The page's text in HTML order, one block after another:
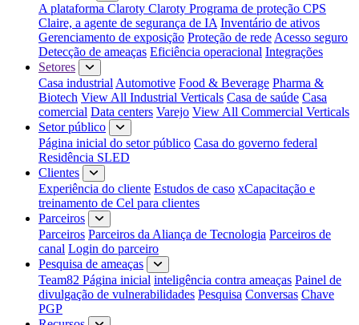
A plataforma Claroty Claroty Programa de proteção CPS
Claire, a agente de segurança de IA Inventário de ativos
Gerenciamento de exposição Proteção de rede Acesso seguro
Detecção de ameaças Eficiência operacional Integrações
Setores
Casa industrial Automotive Food & Beverage Pharma &
Biotech View All Industrial Verticals Casa de saúde Casa
comercial Data centers Varejo View All Commercial Verticals
Setor público
Página inicial do setor público Casa do governo federal
Residência SLED
Clientes
Experiência do cliente Estudos de caso xCapacitação e
treinamento de Cel para clientes
Parceiros
Parceiros Parceiros da Aliança de Tecnologia Parceiros de
canal Login do parceiro
Pesquisa de ameaças
Team82 Página inicial inteligência contra ameaças Painel de
divulgação de vulnerabilidades Pesquisa Conversas Chave
PGP